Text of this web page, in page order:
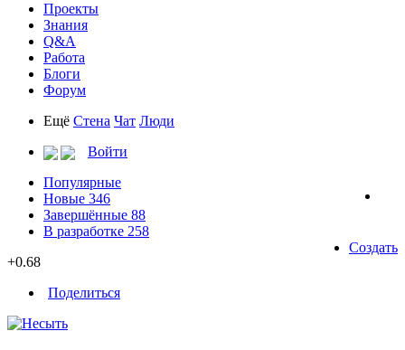
Проекты
Знания
Q&A
Работа
Блоги
Форум
Ещё Стена Чат Люди
Войти
Популярные
Новые 346
Завершённые 88
В разработке 258
Создать
+0.68
Поделиться